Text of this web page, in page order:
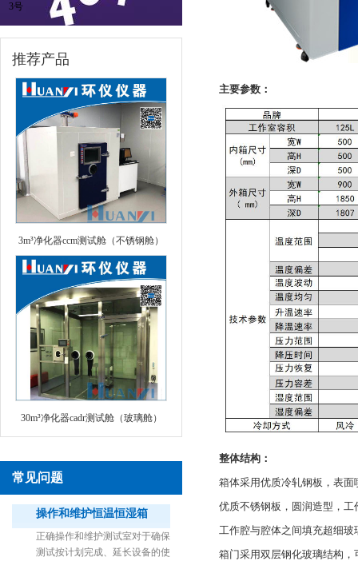
3号
推荐产品
3m³净化器ccm测试舱（不锈钢舱）
30m³净化器cadr测试舱（玻璃舱）
常见问题
操作和维护恒温恒湿箱
正确操作和维护测试室对于确保
测试按计划完成、延长设备的使
主要参数：
整体结构：
箱体采用优质冷轧钢板，表
优质不锈钢板，圆润造型，工
工作腔与腔体之间填充超细玻
箱门采用双层钢化玻璃结构